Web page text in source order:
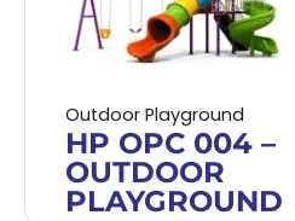
Outdoor Playground
HP OPC 004 –
OUTDOOR
PLAYGROUND